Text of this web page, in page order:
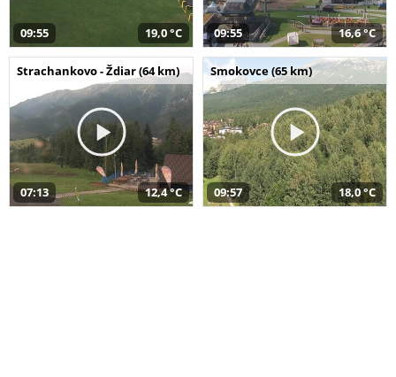
09:55 19,0 °C 09:55 16,6 °C
Strachankovo - Ždiar (64 km)
07:13 12,4 °C
Smokovce (65 km)
09:57 18,0 °C